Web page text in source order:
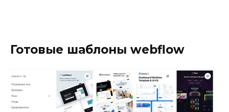
Готовые шаблоны webflow